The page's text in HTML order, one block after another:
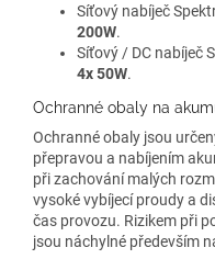
Síťový nabíječ
200W.
Síťový / DC nabíječ
4x 50W.
Ochranné obaly na
Ochranné obaly jsou
přepravou a nabíjením
při zachování malých
vysoké vybíjecí proudy a
čas provozu. Rizikem při
jsou náchylné především